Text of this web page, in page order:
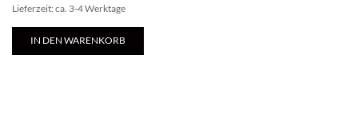
Lieferzeit: ca. 3-4 Werktage
IN DEN WARENKORB